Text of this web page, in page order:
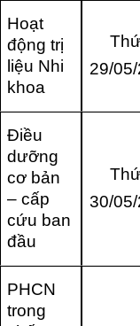
Hoạt
động trị
liệu Nhi
khoa
29/
Điều
dưỡng
cơ bản
– cấp
cứu ban
đầu
30/
PHCN
trong